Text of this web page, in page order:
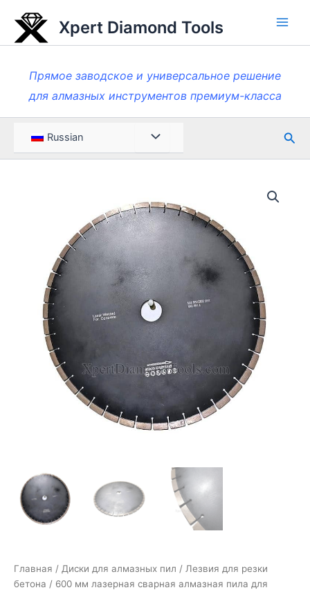
содержанию
Xpert Diamond Tools
Прямое заводское и универсальное решение
для алмазных инструментов премиум-класса
Russian Меню
Главная / Диски для алмазных пил / Лезвия для резки
бетона / 600 мм лазерная сварная алмазная пила для